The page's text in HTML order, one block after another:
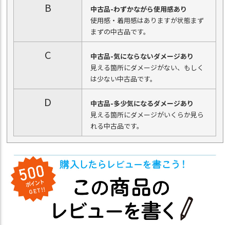
B
中古品-わずかながら使用感あり
使用感・着用感はありますが状態まず
まずの中古品です。
C
中古品-気にならないダメージあり
見える箇所にダメージがない、もしく
は少ない中古品です。
D
中古品-多少気になるダメージあり
見える箇所にダメージがいくらか見ら
れる中古品です。